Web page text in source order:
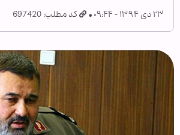
۲۳ دی ۱۳۹۴ - ۰۹:۴۴ کد مطلب: 697420